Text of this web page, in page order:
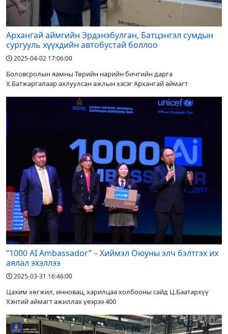
Архангай аймгийн Эрдэнэбулган, Батцэнгэл сумдын
сургууль хүүхдийн автобустай боллоо
2025-04-02 17:06:00
Боловсролын яамны Төрийн нарийн бичгийн дарга
Х.Батжаргалаар ахлуулсан ажлын хэсэг Архангай аймагт
“1000 AI Ambassador” – Хиймэл Оюуны элч бэлтгэх их
аялал эхэллээ
2025-03-31 16:46:00
Цахим хөгжил, инновац, харилцаа холбооны сайд Ц.Баатархүү
Хэнтий аймагт ажиллах үеэрээ 400